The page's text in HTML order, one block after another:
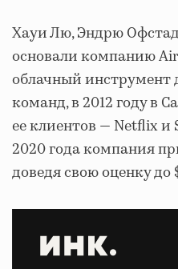
Хауи Лю, Эндрю
основали компанию
облачный инструмент
команд, в 2012 году в
ее клиентов — Netflix и
2020 года компания
доведя свою оценку до